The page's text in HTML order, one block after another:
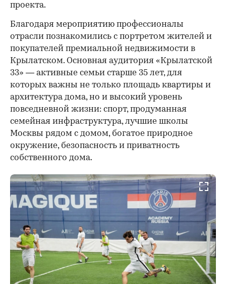
проекта.
Благодаря мероприятию профессионалы
отрасли познакомились с портретом жителей и
покупателей премиальной недвижимости в
Крылатском. Основная аудитория «Крылатской
33» — активные семьи старше 35 лет, для
которых важны не только площадь квартиры и
архитектура дома, но и высокий уровень
повседневной жизни: спорт, продуманная
семейная инфраструктура, лучшие школы
Москвы рядом с домом, богатое природное
окружение, безопасность и приватность
собственного дома.